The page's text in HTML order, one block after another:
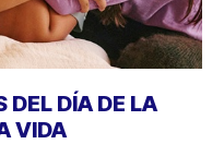
DEL DÍA DE LA
VIDA